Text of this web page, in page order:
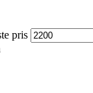
pris